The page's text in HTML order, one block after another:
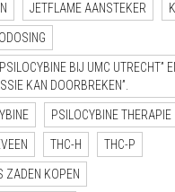
JETFLAME AANSTEKER
BIJ UMC UTRECHT”
KAN DOORBREKEN”.
PSILOCYBINE THERAPIE
THC-H THC-P
ZADEN KOPEN